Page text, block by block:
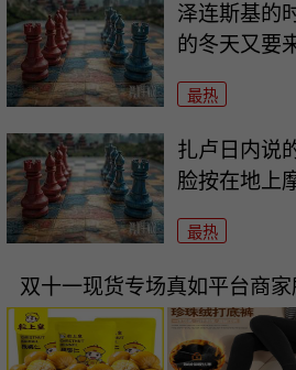
泽连斯基的
的冬天又要
最热
扎卢日内说
脸按在地上
最热
双十一现货专场真如平台商家